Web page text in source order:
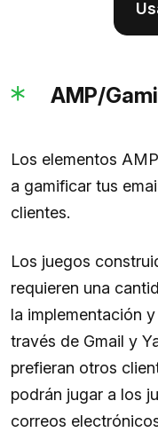
AMP/
Los elementos
a gamificar tus
clientes.
Los juegos
requieren una
la implementación
través de Gmail y
prefieran otros
podrán jugar a los
correos